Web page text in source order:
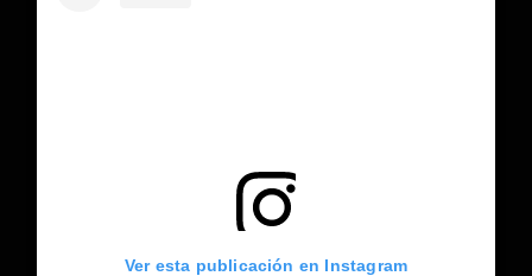
Ver esta publicación en Instagram